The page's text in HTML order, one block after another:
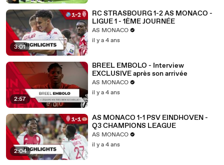
3:01
RC STRASBOURG 1-2 AS MONACO -
LIGUE 1 - 1ÈME JOURNÉE
AS MONACO
il y a 4 ans
2:57
BREEL EMBOLO - Interview
EXCLUSIVE après son arrivée
AS MONACO
il y a 4 ans
2:04
AS MONACO 1-1 PSV EINDHOVEN -
Q3 CHAMPIONS LEAGUE
AS MONACO
il y a 4 ans